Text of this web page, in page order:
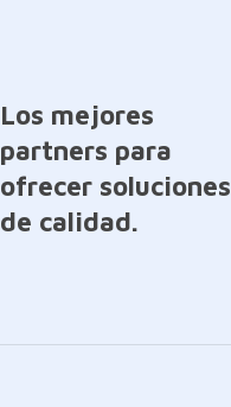
Los mejores
partners para
ofrecer soluciones
de calidad.